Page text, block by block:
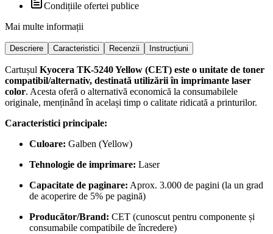
Condițiile ofertei publice
Mai multe informații
Descriere Caracteristici Recenzii Instrucțiuni
Cartușul Kyocera TK-5240 Yellow (CET) este o unitate de toner
compatibil/alternativ, destinată utilizării în imprimante laser
color. Acesta oferă o alternativă economică la consumabilele
originale, menținând în același timp o calitate ridicată a printurilor.
Caracteristici principale:
Culoare: Galben (Yellow)
Tehnologie de imprimare: Laser
Capacitate de paginare: Aprox. 3.000 de pagini (la un grad
de acoperire de 5% pe pagină)
Producător/Brand: CET (cunoscut pentru componente și
consumabile compatibile de încredere)